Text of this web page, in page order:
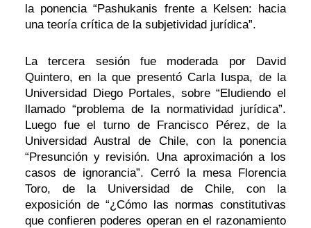
la ponencia “Pashukanis frente a Kelsen: hacia
una teoría crítica de la subjetividad jurídica”.
La tercera sesión fue moderada por David
Quintero, en la que presentó Carla Iuspa, de la
Universidad Diego Portales, sobre “Eludiendo el
llamado “problema de la normatividad jurídica”.
Luego fue el turno de Francisco Pérez, de la
Universidad Austral de Chile, con la ponencia
“Presunción y revisión. Una aproximación a los
casos de ignorancia”. Cerró la mesa Florencia
Toro, de la Universidad de Chile, con la
exposición de “¿Cómo las normas constitutivas
que confieren poderes operan en el razonamiento